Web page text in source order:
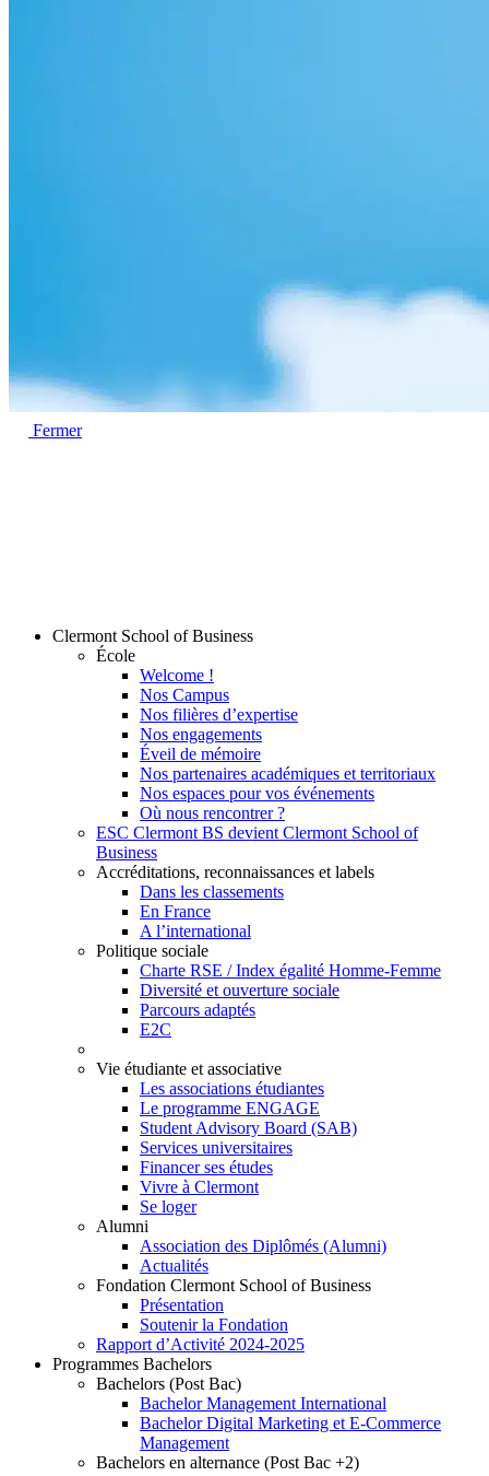
Fermer
Clermont School of Business
École
Welcome !
Nos Campus
Nos filières d’expertise
Nos engagements
Éveil de mémoire
Nos partenaires académiques et territoriaux
Nos espaces pour vos événements
Où nous rencontrer ?
ESC Clermont BS devient Clermont School of
Business
Accréditations, reconnaissances et labels
Dans les classements
En France
A l’international
Politique sociale
Charte RSE / Index égalité Homme-Femme
Diversité et ouverture sociale
Parcours adaptés
E2C
Vie étudiante et associative
Les associations étudiantes
Le programme ENGAGE
Student Advisory Board (SAB)
Services universitaires
Financer ses études
Vivre à Clermont
Se loger
Alumni
Association des Diplômés (Alumni)
Actualités
Fondation Clermont School of Business
Présentation
Soutenir la Fondation
Rapport d’Activité 2024-2025
Programmes Bachelors
Bachelors (Post Bac)
Bachelor Management International
Bachelor Digital Marketing et E-Commerce
Management
Bachelors en alternance (Post Bac +2)